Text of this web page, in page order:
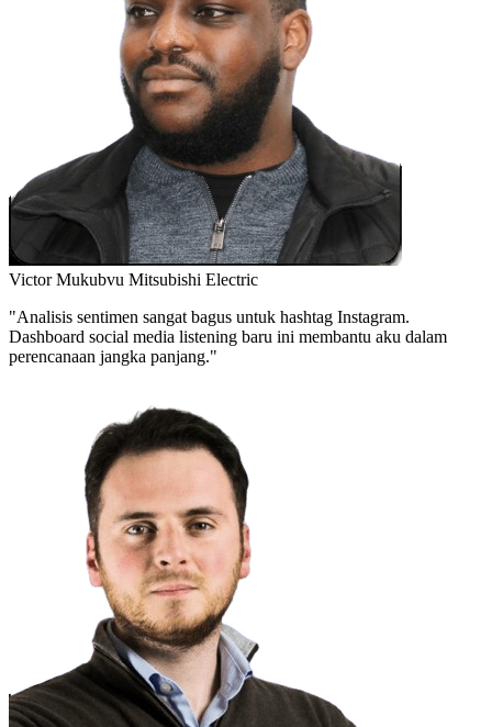
Victor Mukubvu Mitsubishi Electric
"Analisis sentimen sangat bagus untuk hashtag Instagram.
Dashboard social media listening baru ini membantu aku dalam
perencanaan jangka panjang."